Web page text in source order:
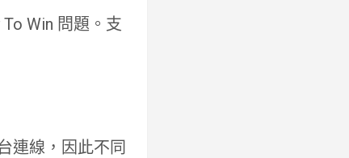
Win 問題。支
連線，因此不同